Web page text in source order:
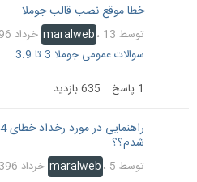
خطا موقع نصب قالب جوملا
توسط maralweb ،13 خرداد 1396
سوالات عمومی جوملا 3 تا 3.9
پاسخ 635 بازدید
شدم؟؟
توسط maralweb ، 5 خرداد 1396